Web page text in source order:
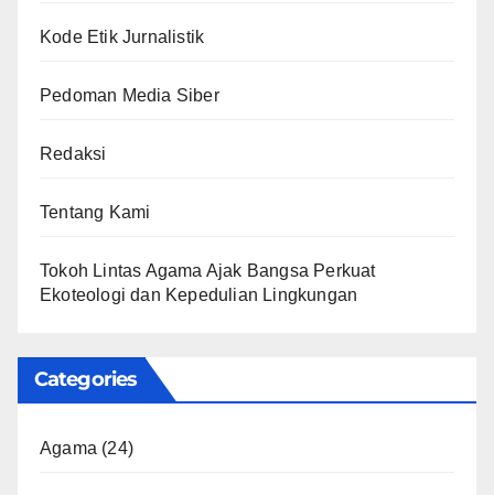
Kode Etik Jurnalistik
Pedoman Media Siber
Redaksi
Tentang Kami
Tokoh Lintas Agama Ajak Bangsa Perkuat
Ekoteologi dan Kepedulian Lingkungan
Categories
Agama (24)